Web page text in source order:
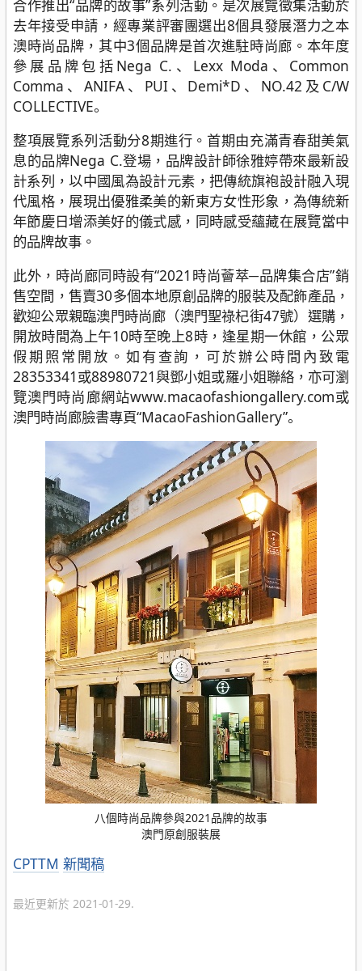
合作推出“品牌的故事”系列活動。是次展覽徵集活動於
去年接受申請，經專業評審團選出8個具發展潛力之本
澳時尚品牌，其中3個品牌是首次進駐時尚廊。本年度
參展品牌包括Nega C.、Lexx Moda、Common
Comma、ANIFA、PUI、Demi*D、NO.42及C/W
COLLECTIVE。
整項展覽系列活動分8期進行。首期由充滿青春甜美氣
息的品牌Nega C.登場，品牌設計師徐雅婷帶來最新設
計系列，以中國風為設計元素，把傳統旗袍設計融入現
代風格，展現出優雅柔美的新東方女性形象，為傳統新
年節慶日增添美好的儀式感，同時感受蘊藏在展覽當中
的品牌故事。
此外，時尚廊同時設有“2021時尚薈萃─品牌集合店”銷
售空間，售賣30多個本地原創品牌的服裝及配飾產品，
歡迎公眾親臨澳門時尚廊（澳門聖祿杞街47號）選購，
開放時間為上午10時至晚上8時，逢星期一休館，公眾
假期照常開放。如有查詢，可於辦公時間內致電
28353341或88980721與鄧小姐或羅小姐聯絡，亦可瀏
覽澳門時尚廊網站www.macaofashiongallery.com或
澳門時尚廊臉書專頁“MacaoFashionGallery”。
八個時尚品牌參與2021品牌的故事
澳門原創服裝展
分
CPTTM 新聞稿
最近更新於 2021-01-29.